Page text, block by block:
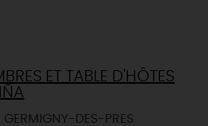
ET TABLE D'HÔTES
GERMIGNY-DES-PRES